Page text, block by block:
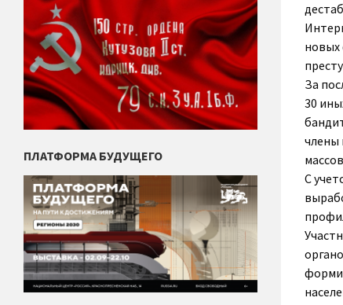
новых
За
30
члены
С
ПЛАТФОРМА БУДУЩЕГО